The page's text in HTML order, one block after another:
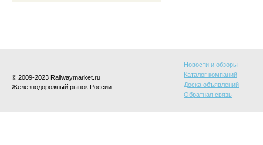
© 2009-2023 Railwaymarket.ru
Железнодорожный рынок России
Новости и обзоры
Каталог компаний
Доска объявлений
Обратная связь